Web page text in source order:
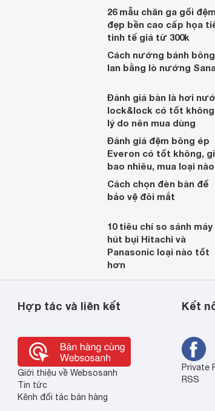
26 mẫu chăn ga gối đệm
đẹp bền cao cấp họa
tinh tế giá từ 300k
Cách nướng bánh bông
lan bằng lò nướng
Đánh giá bàn là hơi
lock&lock có tốt
lý do nên mua dùng
Đánh giá đệm bông ép
Everon có tốt không,
bao nhiêu, mua loại
Cách chọn đèn bàn để
bảo vệ đôi mắt
10 tiêu chí so sánh máy
hút bụi Hitachi và
Panasonic loại nào tốt
hơn
Hợp tác và liên kết
Giới thiệu về Websosanh
Tin tức
Kênh đối tác bán hàng
Kết
Private
RSS